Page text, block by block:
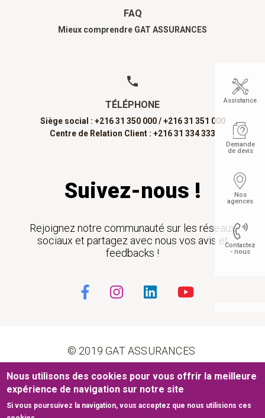
FAQ
Mieux comprendre GAT ASSURANCES
TÉLÉPHONE
Siège social : +216 31 350 000 / +216 31 351 000
Centre de Relation Client : +216 31 334 333
Suivez-nous !
Rejoignez notre communauté sur les réseaux
sociaux et partagez avec nous vos avis et
feedbacks !
© 2019 GAT ASSURANCES
Pied de page
Conditions générales d’utilisation
Mentions légales Plan du site
Assistance
Demande
de devis
Nos
agences
Contactez
- nous
Nous utilisons des cookies pour vous offrir la meilleure
expérience de navigation sur notre site
Si vous poursuivez la navigation, vous acceptez que nous utilisions ces